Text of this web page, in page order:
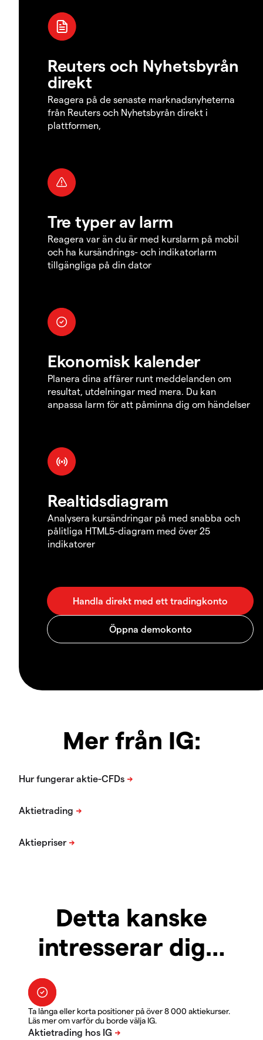
Reuters och Nyhetsbyrån
direkt
Reagera på de senaste marknadsnyheterna
från Reuters och Nyhetsbyrån direkt i
plattformen,
Tre typer av larm
Reagera var än du är med kurslarm på mobil
och ha kursändrings- och indikatorlarm
tillgängliga på din dator
Ekonomisk kalender
Planera dina affärer runt meddelanden om
resultat, utdelningar med mera. Du kan
anpassa larm för att påminna dig om händelser
Realtidsdiagram
Analysera kursändringar på med snabba och
pålitliga HTML5-diagram med över 25
indikatorer
Mer från IG:
Detta kanske
intresserar dig…
Ta långa eller korta positioner på över 8 000 aktiekurser.
Läs mer om varför du borde välja IG.